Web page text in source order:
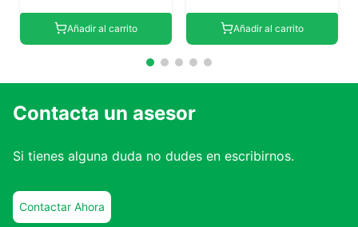
Añadir al carrito Añadir al carrito
Contacta un asesor
Si tienes alguna duda no dudes en escribirnos.
Contactar Ahora